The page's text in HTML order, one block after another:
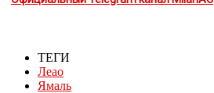
ТЕГИ
Леао
Ямаль